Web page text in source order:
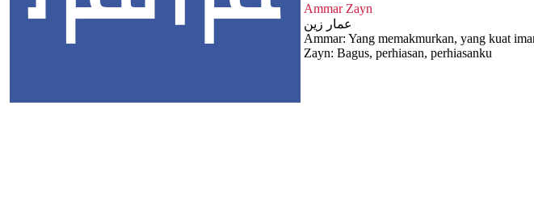
Ammar Zayn
عمار زين
Ammar: Yang memakmurkan, yang kuat
Zayn: Bagus, perhiasan, perhiasanku